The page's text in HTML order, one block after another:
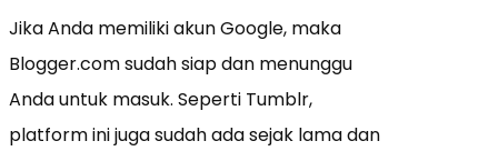
Jika Anda memiliki akun Google, maka
Blogger.com sudah siap dan menunggu
Anda untuk masuk. Seperti Tumblr,
platform ini juga sudah ada sejak lama dan